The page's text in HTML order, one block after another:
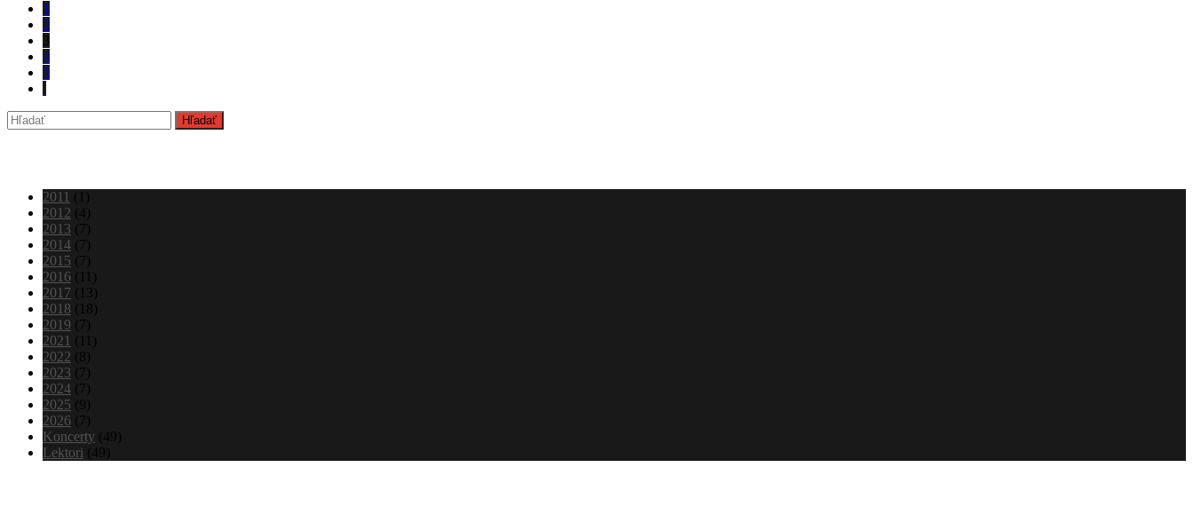
1
2
3
4
5
2011 (1)
2012 (4)
2013 (7)
2014 (7)
2015 (7)
2016 (11)
2017 (13)
2018 (18)
2019 (7)
2021 (11)
2022 (8)
2023 (7)
2024 (7)
2025 (9)
2026 (7)
Koncerty (49)
Lektori (49)